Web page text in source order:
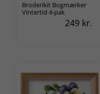
Broderikit Bogmærker
Vintertid 4-pak
249 kr.